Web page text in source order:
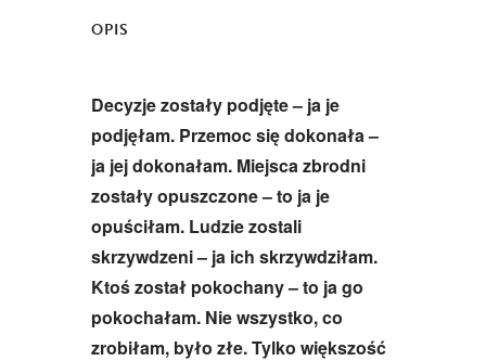
OPIS
Decyzje zostały podjęte – ja je
podjęłam. Przemoc się dokonała –
ja jej dokonałam. Miejsca zbrodni
zostały opuszczone – to ja je
opuściłam. Ludzie zostali
skrzywdzeni – ja ich skrzywdziłam.
Ktoś został pokochany – to ja go
pokochałam. Nie wszystko, co
zrobiłam, było złe. Tylko większość